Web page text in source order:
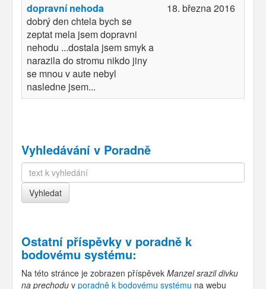
dopravní nehoda
dobrý den chtela bych se
zeptat mela jsem dopravni
nehodu ...dostala jsem smyk a
narazila do stromu nikdo jiny
se mnou v aute nebyl
nasledne jsem...
18. března 2016
Vyhledávání v Poradně
Ostatní příspěvky v poradně k
bodovému systému:
Na této stránce je zobrazen příspěvek Manzel srazil divku
na prechodu v poradně k bodovému systému na webu